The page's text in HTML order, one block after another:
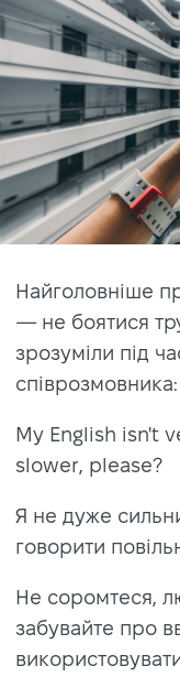
Найголовніше
— не боятися
зрозуміли під
співрозмовника:
My English isn't
slower, please?
Я не дуже
говорити
Не соромтеся,
забувайте про